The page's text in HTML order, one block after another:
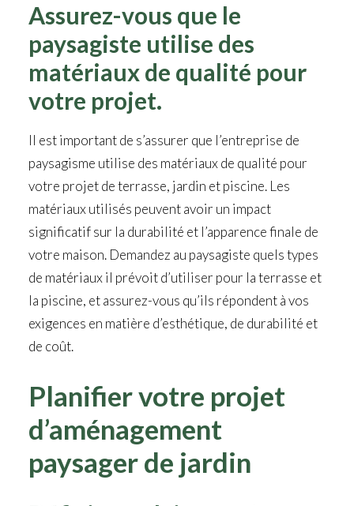
Assurez-vous que le
paysagiste utilise des
matériaux de qualité pour
votre projet.
Il est important de s’assurer que l’entreprise de
paysagisme utilise des matériaux de qualité pour
votre projet de terrasse, jardin et piscine. Les
matériaux utilisés peuvent avoir un impact
significatif sur la durabilité et l’apparence finale de
votre maison. Demandez au paysagiste quels types
de matériaux il prévoit d’utiliser pour la terrasse et
la piscine, et assurez-vous qu’ils répondent à vos
exigences en matière d’esthétique, de durabilité et
de coût.
Planifier votre projet
d’aménagement
paysager de jardin